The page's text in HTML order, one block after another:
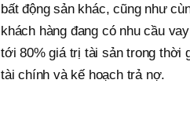
bất động sản khác, cũng như
khách hàng đang có nhu cầu
tới 80% giá trị tài sản trong thời
tài chính và kế hoạch trả nợ.